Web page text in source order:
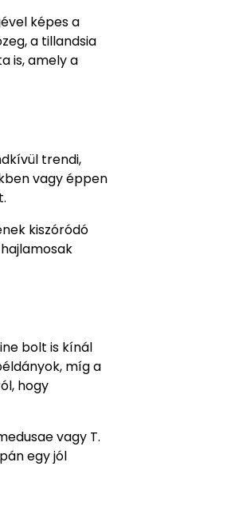
képes a
a tillandsia
is, amely a
trendi,
vagy éppen
kiszóródó
bolt is kínál
míg a
hogy
vagy T.
egy jól